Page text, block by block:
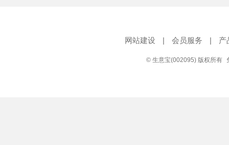
网站建设 | 会员服务 | 产
© 生意宝(002095) 版权所有